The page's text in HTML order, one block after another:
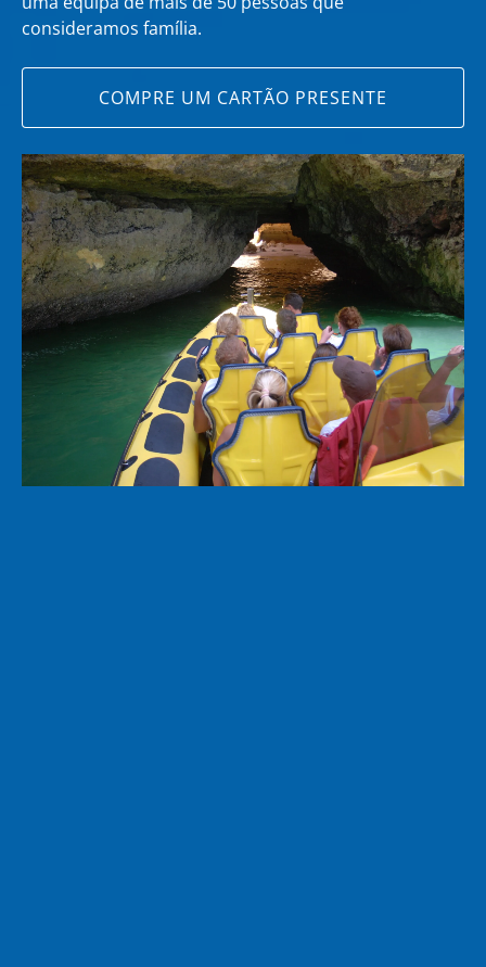
consideramos família.
COMPRE UM CARTÃO PRESENTE